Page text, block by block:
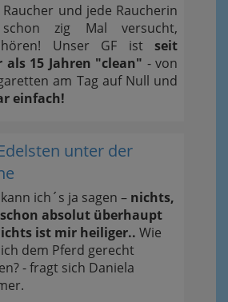
Raucher und jede Raucherin
zig Mal versucht,
Unser GF ist seit
als 15 Jahren "clean" - von
am Tag auf Null und
einfach!
unter der
ich´s ja sagen – nichts,
absolut überhaupt
ist mir heiliger.. Wie
dem Pferd gerecht
- fragt sich Daniela